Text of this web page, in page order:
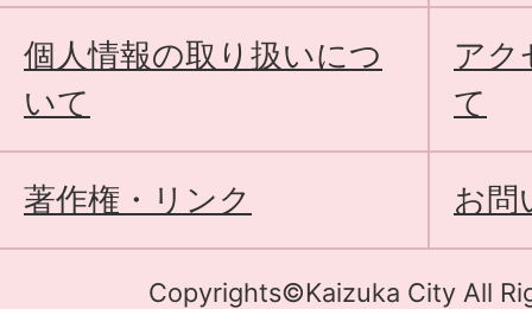
個人情報の取り扱いにつ
いて
アク
て
著作権・リンク お問
Copyrights©Kaizuka City All